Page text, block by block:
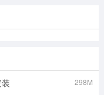
298M